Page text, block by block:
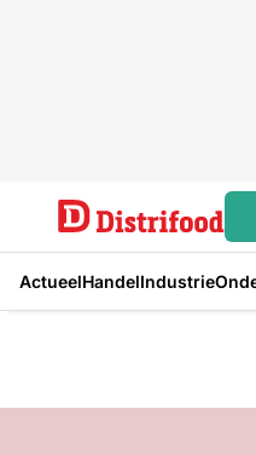
ActueelHandelIndustrie